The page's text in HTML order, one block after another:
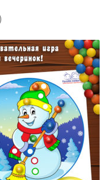
Сортировка:
недавние